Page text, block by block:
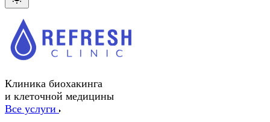
Клиника биохакинга
и клеточной медицины
Все услуги